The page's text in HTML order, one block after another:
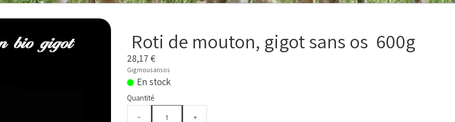
Roti de mouton, gigot sans os 600g
28,17 €
Gigmousansos
En stock
Quantité
− +